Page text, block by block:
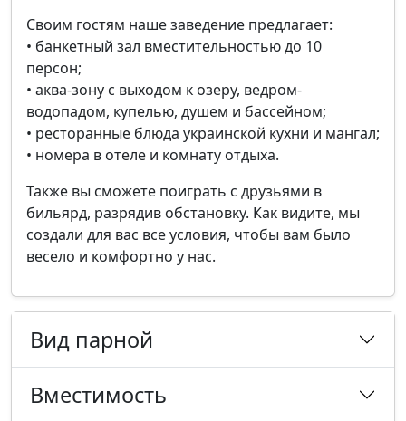
Своим гостям наше заведение предлагает:
• банкетный зал вместительностью до 10
персон;
• аква-зону с выходом к озеру, ведром-
водопадом, купелью, душем и бассейном;
• ресторанные блюда украинской кухни и мангал;
• номера в отеле и комнату отдыха.
Также вы сможете поиграть с друзьями в
бильярд, разрядив обстановку. Как видите, мы
создали для вас все условия, чтобы вам было
весело и комфортно у нас.
Вид парной
Вместимость